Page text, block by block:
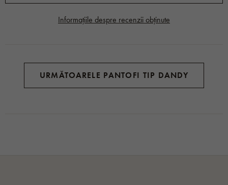
Informațiile despre recenzii obținute
URMĂTOARELE PANTOFI TIP DANDY